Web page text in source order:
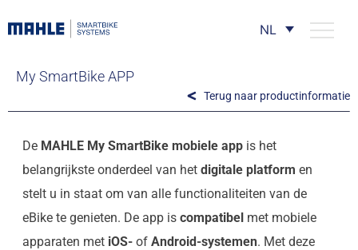
NL
My SmartBike APP
Terug naar productinformatie
De MAHLE My SmartBike mobiele appis het
belangrijkste onderdeel van het digitale platform en
stelt u in staat om van alle functionaliteiten van de
eBike te genieten. De app is compatibelmet mobiele
apparaten met iOS-of Android-systemen. Met deze